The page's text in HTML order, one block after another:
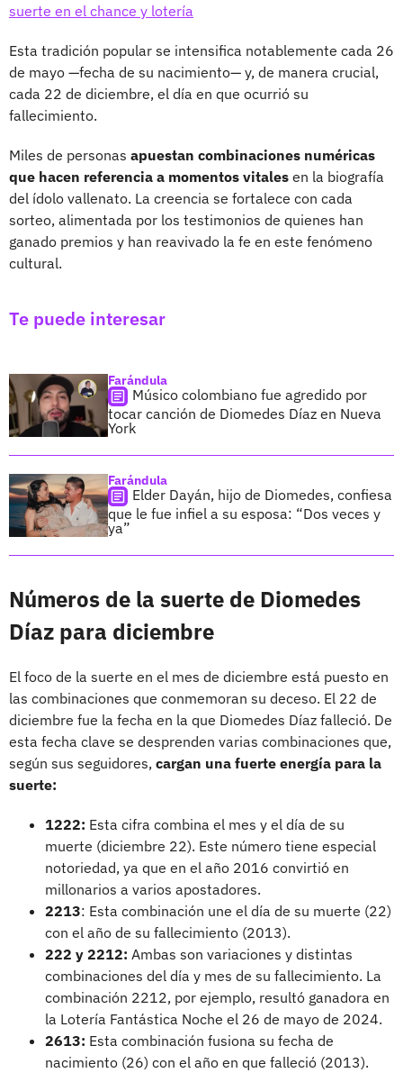
suerte en el chance y lotería
Esta tradición popular se intensifica notablemente cada 26
de mayo —fecha de su nacimiento— y, de manera crucial,
cada 22 de diciembre, el día en que ocurrió su
fallecimiento.
Miles de personas apuestan combinaciones numéricas
que hacen referencia a momentos vitales en la biografía
del ídolo vallenato. La creencia se fortalece con cada
sorteo, alimentada por los testimonios de quienes han
ganado premios y han reavivado la fe en este fenómeno
cultural.
Te puede interesar
Farándula
Músico colombiano fue agredido por
tocar canción de Diomedes Díaz en Nueva
York
Farándula
Elder Dayán, hijo de Diomedes, confiesa
que le fue infiel a su esposa: “Dos veces y
ya”
Números de la suerte de Diomedes
Díaz para diciembre
El foco de la suerte en el mes de diciembre está puesto en
las combinaciones que conmemoran su deceso. El 22 de
diciembre fue la fecha en la que Diomedes Díaz falleció. De
esta fecha clave se desprenden varias combinaciones que,
según sus seguidores, cargan una fuerte energía para la
suerte:
1222: Esta cifra combina el mes y el día de su
muerte (diciembre 22). Este número tiene especial
notoriedad, ya que en el año 2016 convirtió en
millonarios a varios apostadores.
2213: Esta combinación une el día de su muerte (22)
con el año de su fallecimiento (2013).
222 y 2212: Ambas son variaciones y distintas
combinaciones del día y mes de su fallecimiento. La
combinación 2212, por ejemplo, resultó ganadora en
la Lotería Fantástica Noche el 26 de mayo de 2024.
2613: Esta combinación fusiona su fecha de
nacimiento (26) con el año en que falleció (2013).